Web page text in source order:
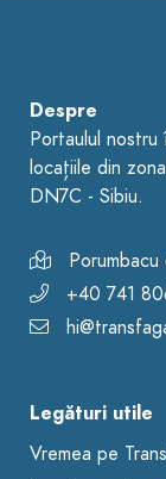
Despre
Portaulul
locațiile din
DN7C - Sibiu.
+40 741
Legături utile
Vremea pe